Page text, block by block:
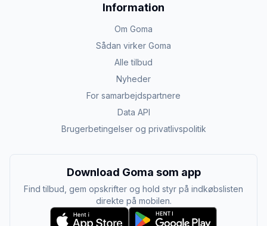
Information
Om Goma
Sådan virker Goma
Alle tilbud
Nyheder
For samarbejdspartnere
Data API
Brugerbetingelser og privatlivspolitik
Download Goma som app
Find tilbud, gem opskrifter og hold styr på indkøbslisten
direkte på mobilen.